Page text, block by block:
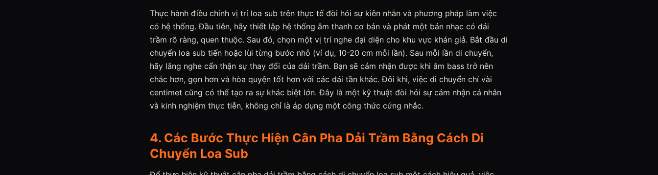
Thực hành điều chỉnh vị trí loa sub trên thực tế đòi hỏi sự kiên nhẫn và phương pháp làm việc
có hệ thống. Đầu tiên, hãy thiết lập hệ thống âm thanh cơ bản và phát một bản nhạc có dải
trầm rõ ràng, quen thuộc. Sau đó, chọn một vị trí nghe đại diện cho khu vực khán giả. Bắt đầu di
chuyển loa sub tiến hoặc lùi từng bước nhỏ (ví dụ, 10-20 cm mỗi lần). Sau mỗi lần di chuyển,
hãy lắng nghe cẩn thận sự thay đổi của dải trầm. Bạn sẽ cảm nhận được khi âm bass trở nên
chắc hơn, gọn hơn và hòa quyện tốt hơn với các dải tần khác. Đôi khi, việc di chuyển chỉ vài
centimet cũng có thể tạo ra sự khác biệt lớn. Đây là một kỹ thuật đòi hỏi sự cảm nhận cá nhân
và kinh nghiệm thực tiễn, không chỉ là áp dụng một công thức cứng nhắc.
4. Các Bước Thực Hiện Cân Pha Dải Trầm Bằng Cách Di
Chuyển Loa Sub